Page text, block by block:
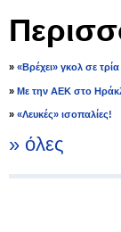
» «Βρέχει» γκολ σε
» Με την ΑΕΚ στο
» «Λευκές» ισοπαλίες!
» όλες